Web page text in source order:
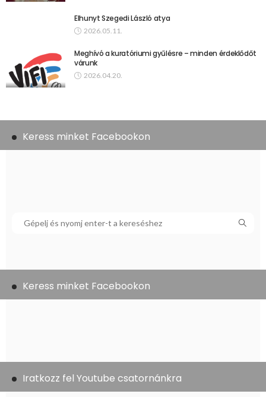
Elhunyt Szegedi László atya
2026.05.11.
Meghívó a kuratóriumi gyűlésre – minden érdeklődőt
várunk
2026.04.20.
Keress minket Facebookon
Keress minket Facebookon
Iratkozz fel Youtube csatornánkra